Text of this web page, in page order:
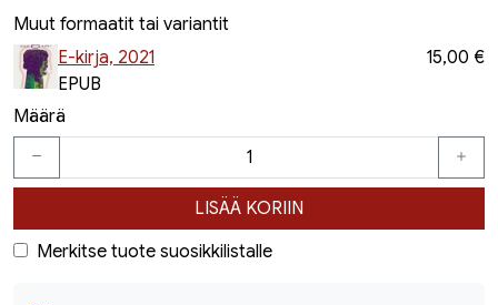
Muut formaatit tai variantit
E-kirja, 2021
EPUB
15,00 €
Määrä
LISÄÄ KORIIN
Merkitse tuote suosikkilistalle